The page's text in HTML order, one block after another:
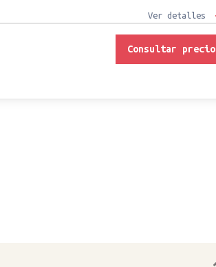
Ver detalles
Consultar precio